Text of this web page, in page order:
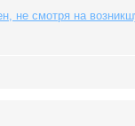
не смотря на